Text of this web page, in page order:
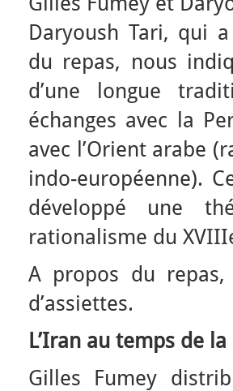
Daryoush Tari, qui
du repas, nous
d’une longue
échanges avec la
avec l’Orient arabe
indo-européenne).
développé une
rationalisme du
A propos du
d’assiettes.
L’Iran au temps de la
Gilles Fumey